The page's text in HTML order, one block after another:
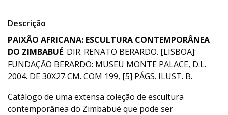
Descrição
PAIXÃO AFRICANA: ESCULTURA CONTEMPORÂNEA
DO ZIMBABUÉ. DIR. RENATO BERARDO. [LISBOA]:
FUNDAÇÃO BERARDO: MUSEU MONTE PALACE, D.L.
2004. DE 30X27 CM. COM 199, [5] PÁGS. ILUST. B.
Catálogo de uma extensa coleção de escultura
contemporânea do Zimbabué que pode ser